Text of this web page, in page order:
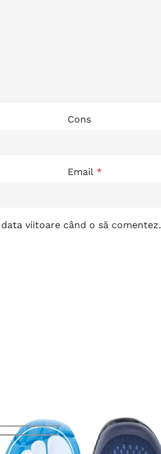
Cons
Email *
viitoare când o să comentez.